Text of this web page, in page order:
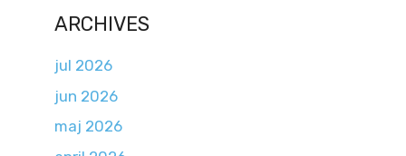
ARCHIVES
jul 2026
jun 2026
maj 2026